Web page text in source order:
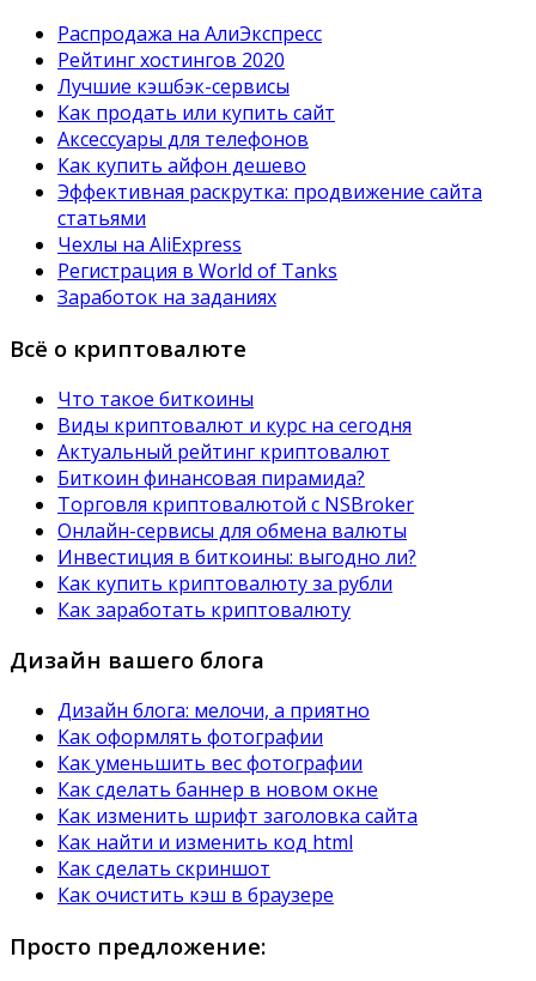
Распродажа на АлиЭкспресс
Рейтинг хостингов 2020
Лучшие кэшбэк-сервисы
Как продать или купить сайт
Аксессуары для телефонов
Как купить айфон дешево
Эффективная раскрутка: продвижение сайта
статьями
Чехлы на AliExpress
Регистрация в World of Tanks
Заработок на заданиях
Всё о криптовалюте
Что такое биткоины
Виды криптовалют и курс на сегодня
Актуальный рейтинг криптовалют
Биткоин финансовая пирамида?
Торговля криптовалютой с NSBroker
Онлайн-сервисы для обмена валюты
Инвестиция в биткоины: выгодно ли?
Как купить криптовалюту за рубли
Как заработать криптовалюту
Дизайн вашего блога
Дизайн блога: мелочи, а приятно
Как оформлять фотографии
Как уменьшить вес фотографии
Как сделать баннер в новом окне
Как изменить шрифт заголовка сайта
Как найти и изменить код html
Как сделать скриншот
Как очистить кэш в браузере
Просто предложение: